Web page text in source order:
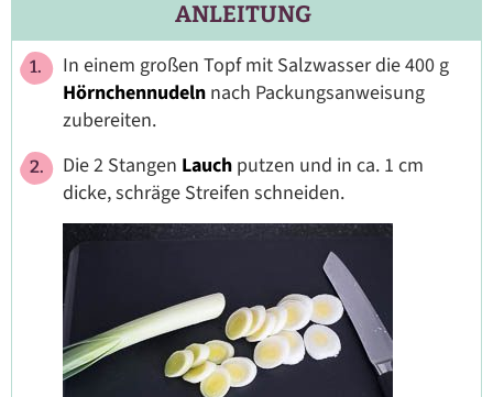
ANLEITUNG
In einem großen Topf mit Salzwasser die 400 g
Hörnchennudeln nach Packungsanweisung
zubereiten.
Die 2 Stangen Lauch putzen und in ca. 1 cm
dicke, schräge Streifen schneiden.